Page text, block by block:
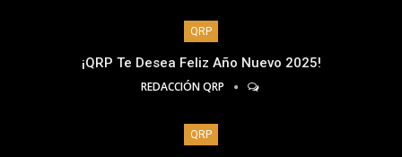
QRP
¡QRP Te Desea Feliz Año Nuevo 2025!
REDACCIÓN QRP
QRP